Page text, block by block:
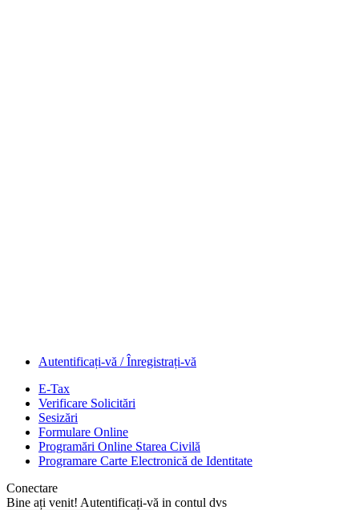
Autentificați-vă / Înregistrați-vă
E-Tax
Verificare Solicitări
Sesizări
Formulare Online
Programări Online Starea Civilă
Programare Carte Electronică de Identitate
Conectare
Bine ați venit! Autentificați-vă in contul dvs